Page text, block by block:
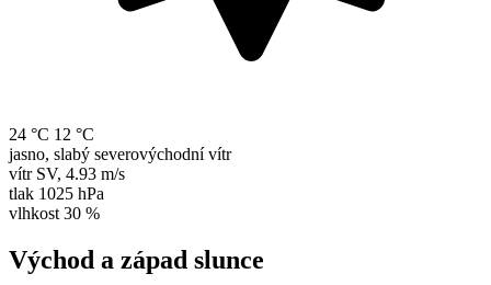
24 °C 12 °C
jasno, slabý severovýchodní vítr
vítr SV, 4.93 m/s
tlak 1025 hPa
vlhkost 30 %
Východ a západ slunce